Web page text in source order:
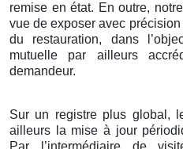
remise en état. En outre,
vue de exposer avec
du restauration, dans
mutuelle par ailleurs
demandeur.
Sur un registre plus global,
ailleurs la mise à jour